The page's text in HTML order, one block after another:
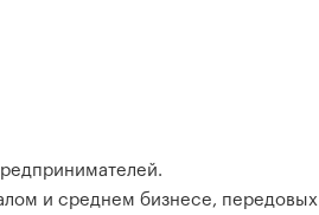
и среднем бизнесе, передовых